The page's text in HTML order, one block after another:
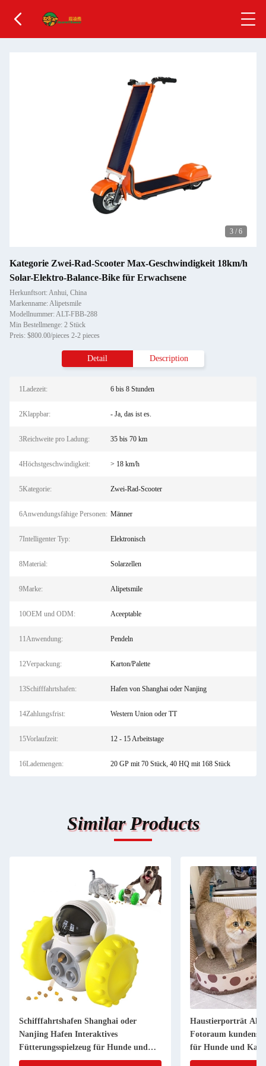
3 / 6
Kategorie Zwei-Rad-Scooter Max-Geschwindigkeit 18km/h
Solar-Elektro-Balance-Bike für Erwachsene
Herkunftsort: Anhui, China
Markenname: Alipetsmile
Modellnummer: ALT-FBB-288
Min Bestellmenge: 2 Stück
Preis: $800.00/pieces 2-2 pieces
Detail Description
1Ladezeit: 6 bis 8 Stunden
2Klappbar: - Ja, das ist es.
3Reichweite pro Ladung: 35 bis 70 km
4Höchstgeschwindigkeit: > 18 km/h
5Kategorie: Zwei-Rad-Scooter
6Anwendungsfähige Personen: Männer
7Intelligenter Typ: Elektronisch
8Material: Solarzellen
9Marke: Alipetsmile
10OEM und ODM: Aceeptable
11Anwendung: Pendeln
12Verpackung: Karton/Palette
13Schifffahrtshafen: Hafen von Shanghai oder Nanjing
14Zahlungsfrist: Western Union oder TT
15Vorlaufzeit: 12 - 15 Arbeitstage
16Lademengen: 20 GP mit 70 Stück, 40 HQ mit 168 Stück
Similar Products
Schifffahrtshafen Shanghai oder
Nanjing Hafen Interaktives
Fütterungsspielzeug für Hunde und
Katzen
Haustierporträt
Fotoraum
für Hunde und